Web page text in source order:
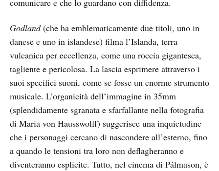
comunicare e che lo guardano con diffidenza.
Godland(che ha emblematicamente due titoli, uno in
danese e uno in islandese) filma l’Islanda, terra
vulcanica per eccellenza, come una roccia gigantesca,
tagliente e pericolosa. La lascia esprimere attraverso i
suoi specifici suoni, come se fosse un enorme strumento
musicale. L’organicità dell’immagine in 35mm
(splendidamente sgranata e sfarfallante nella fotografia
di Maria von Hausswolff) suggerisce una inquietudine
che i personaggi cercano di nascondere all’esterno, fino
a quando le tensioni tra loro non deflagheranno e
diventeranno esplicite. Tutto, nel cinema di Pálmason, è